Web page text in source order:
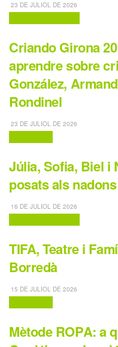
23 DE JULIOL DE 2026
Criando Girona
aprendre sobre
González,
Rondinel
23 DE JULIOL DE 2026
Júlia, Sofia, Biel i
posats als
16 DE JULIOL DE 2026
TIFA, Teatre i
Borredà
15 DE JULIOL DE 2026
Mètode ROPA: a